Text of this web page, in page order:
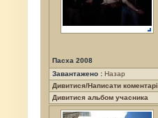
Пасха 2008
Завантажено : Назар
Дивитися/Написати коментарі
Дивитися альбом учасника